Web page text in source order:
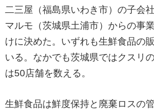
二三屋（福島県いわき市）の子会
マルモ（茨城県土浦市）からの事
けに決めた。いずれも生鮮食品の
いる。なかでも茨城県ではクスリ
は50店舗を数える。
生鮮食品は鮮度保持と廃棄ロスの